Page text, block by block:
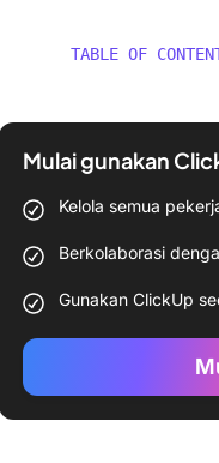
TABLE OF
Mulai gunakan
Kelola semua
Berkolaborasi
Gunakan ClickUp